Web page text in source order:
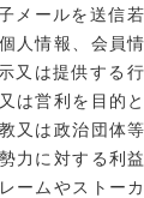
メールを送信
情報、会員
又は提供する
営利を目的
は政治団体
に対する利
ムやストーカ